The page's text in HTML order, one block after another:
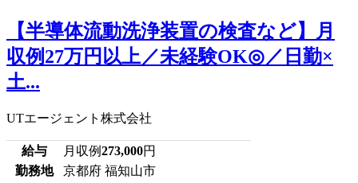
【半導体流動洗浄装置の検査など】月
収例27万円以上／未経験OK◎／日勤×
土...
UTエージェント株式会社
給与 月収例273,000円
勤務地
京都府 福知山市